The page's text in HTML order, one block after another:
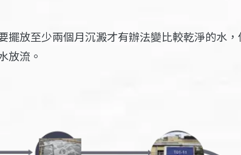
放至少兩個月沉澱才有辦法變比較乾淨的水
放流。